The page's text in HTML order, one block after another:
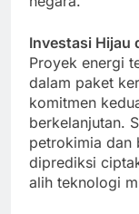
Investasi Hijau
Proyek energi
dalam paket
komitmen
berkelanjutan.
petrokimia dan
diprediksi
alih teknologi